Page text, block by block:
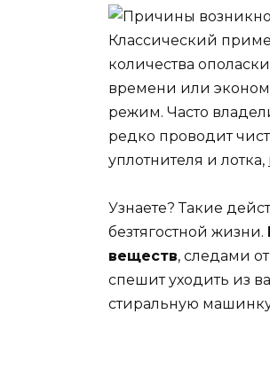
Классический
количества
времени или
режим. Часто
редко проводит
уплотнителя и лотка,
Узнаете? Такие
безтягостной жизни.
веществ, следами
спешит уходить из
стиральную